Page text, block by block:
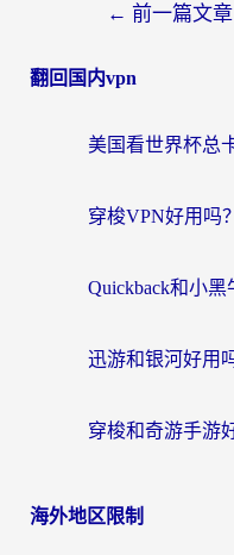
← 前一篇文章
翻回国内vpn
海外地区限制